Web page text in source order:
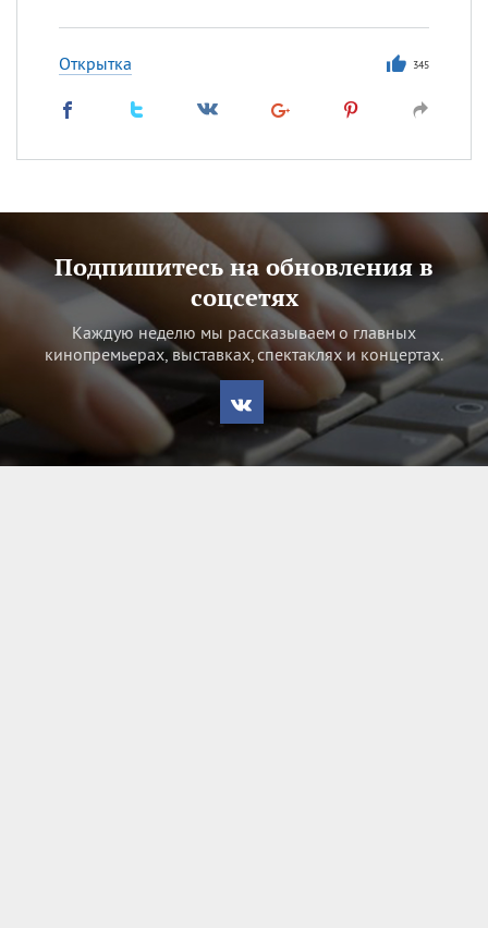
Открытка 345
Подпишитесь на обновления в
соцсетях
Каждую неделю мы рассказываем о главных
кинопремьерах, выставках, спектаклях и концертах.